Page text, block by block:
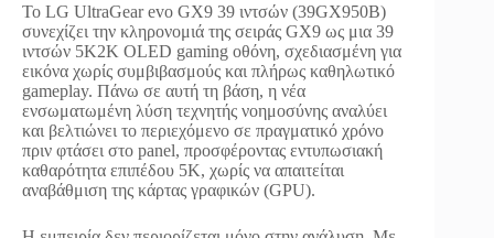
Το LG UltraGear evo GX9 39 ιντσών (39GX950B)
συνεχίζει την κληρονομιά της σειράς GX9 ως μια 39
ιντσών 5K2K OLED gaming οθόνη, σχεδιασμένη για
εικόνα χωρίς συμβιβασμούς και πλήρως καθηλωτικό
gameplay. Πάνω σε αυτή τη βάση, η νέα
ενσωματωμένη λύση τεχνητής νοημοσύνης αναλύει
και βελτιώνει το περιεχόμενο σε πραγματικό χρόνο
πριν φτάσει στο panel, προσφέροντας εντυπωσιακή
καθαρότητα επιπέδου 5K, χωρίς να απαιτείται
αναβάθμιση της κάρτας γραφικών (GPU).